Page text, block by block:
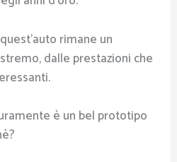
rimane un
dalle prestazioni che
è un bel prototipo